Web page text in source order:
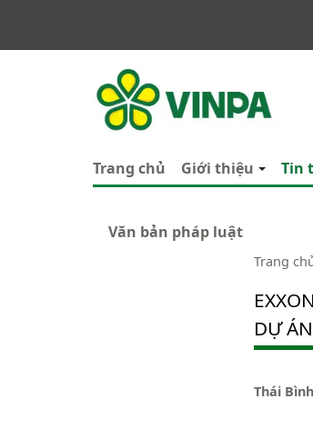
VINPA
Trang chủ Giới thiệu Tin
Văn bản pháp luật
Trang
DỰ
Thái Bình